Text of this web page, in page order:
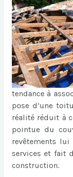
tendance à
pose d’une
réalité réduit à
pointue du
revêtements
services et fait
construction.